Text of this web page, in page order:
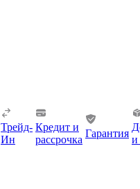
Трейд-
Ин
Кредит и
рассрочка
Гарантия
и